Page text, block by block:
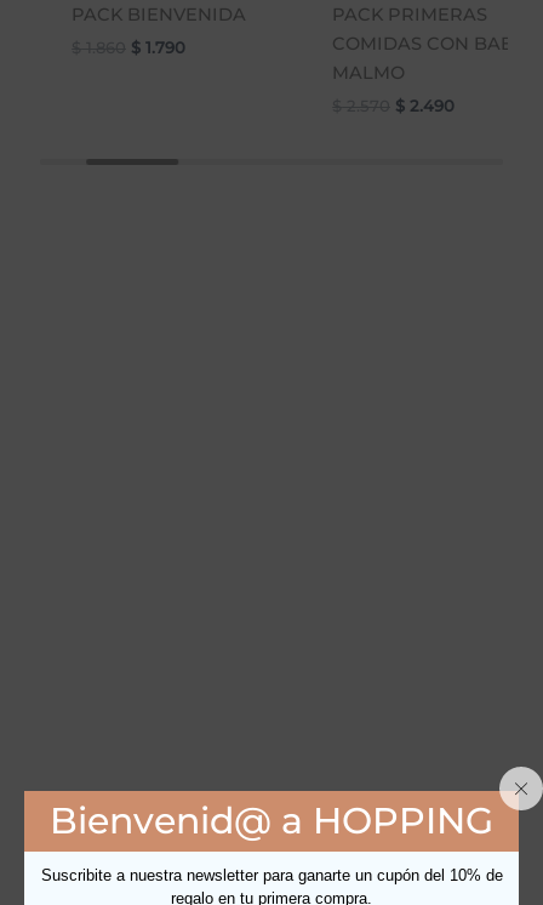
PACK BIENVENIDA
$ 1.790
PACK PRIMERAS
COMIDAS CON
MALMO
$ 2.490
Bienvenid@ a HOPPING
Suscribite a nuestra newsletter para ganarte un cupón del 10% de
regalo en tu primera compra.